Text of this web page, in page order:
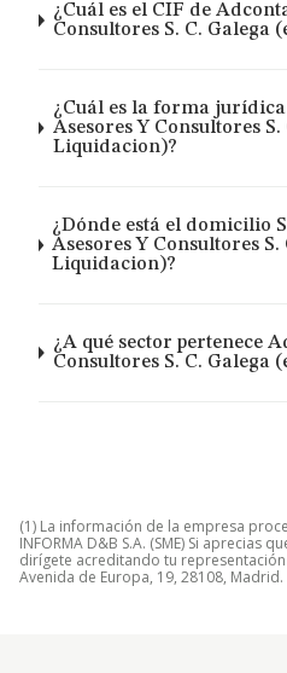
¿Cuál es el CIF de
Consultores S. C. Galega
¿Cuál es la forma
Asesores Y Consultores S.
Liquidacion)?
¿Dónde está el domicilio
Asesores Y Consultores S.
Liquidacion)?
¿A qué sector pertenece
Consultores S. C. Galega
(1) La información de la empresa
INFORMA D&B S.A. (SME) Si aprecias
dirígete acreditando tu
Avenida de Europa, 19, 28108, Madrid.